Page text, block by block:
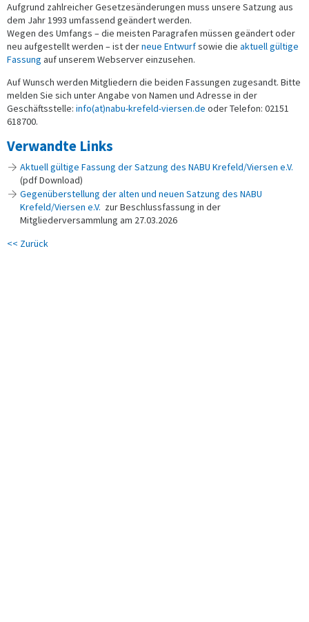
Aufgrund zahlreicher Gesetzesänderungen muss unsere Satzung aus
dem Jahr 1993 umfassend geändert werden.
Wegen des Umfangs – die meisten Paragrafen müssen geändert oder
neu aufgestellt werden – ist derneue Entwurfsowie die aktuell gültige
Fassung auf unserem Webserver einzusehen.
Auf Wunsch werden Mitgliedern die beiden Fassungen zugesandt. Bitte
melden Sie sich unter Angabe von Namen und Adresse in der
Geschäftsstelle: info(at)nabu-krefeld-viersen.de oder Telefon: 02151
618700.
Verwandte Links
Aktuell gültige Fassung der Satzung des NABU Krefeld/Viersen e.V.
(pdf Download)
Gegenüberstellung der alten und neuen Satzung des NABU
Krefeld/Viersen e.V. zur Beschlussfassung in der
Mitgliederversammlung am 27.03.2026
<< Zurück